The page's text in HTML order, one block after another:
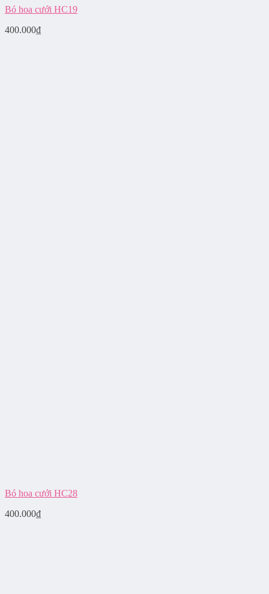
Bó hoa cưới HC19
400.000₫
Bó hoa cưới HC28
400.000₫